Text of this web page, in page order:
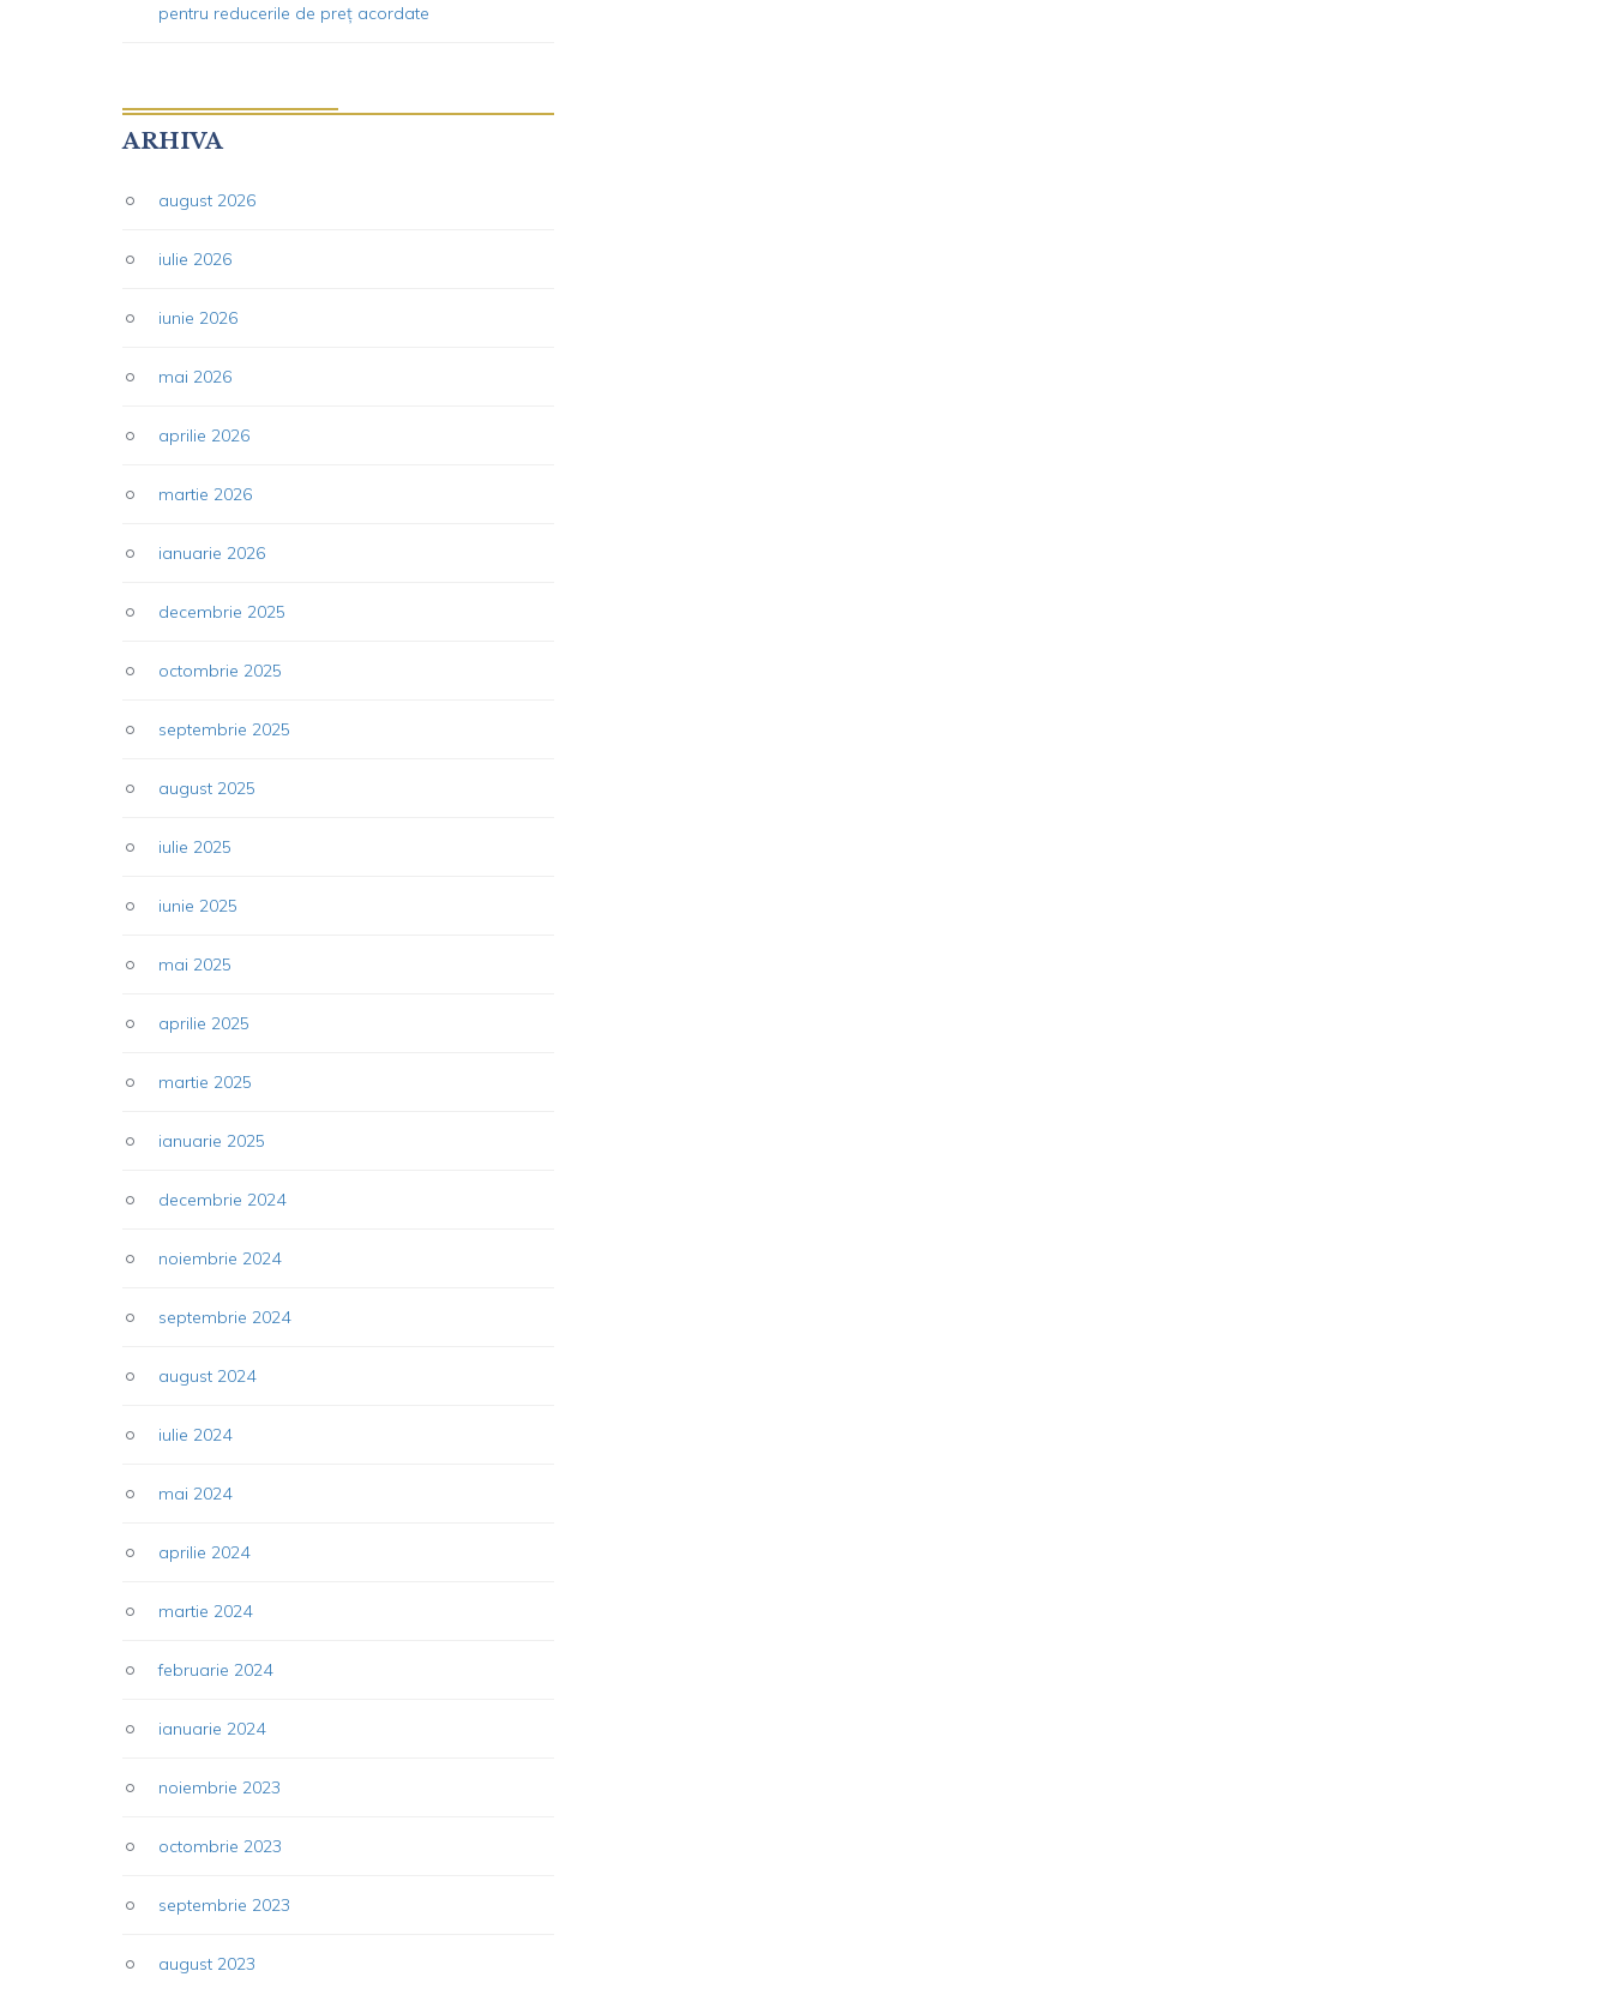
pentru reducerile de preț acordate
ARHIVA
august 2026
iulie 2026
iunie 2026
mai 2026
aprilie 2026
martie 2026
ianuarie 2026
decembrie 2025
octombrie 2025
septembrie 2025
august 2025
iulie 2025
iunie 2025
mai 2025
aprilie 2025
martie 2025
ianuarie 2025
decembrie 2024
noiembrie 2024
septembrie 2024
august 2024
iulie 2024
mai 2024
aprilie 2024
martie 2024
februarie 2024
ianuarie 2024
noiembrie 2023
octombrie 2023
septembrie 2023
august 2023